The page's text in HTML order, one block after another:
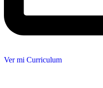
Ver mi Curriculum